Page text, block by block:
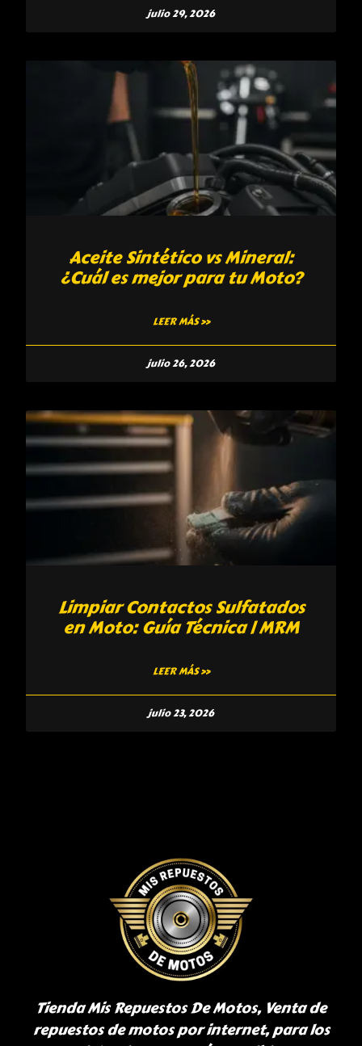
julio 29, 2026
Aceite Sintético vs Mineral:
¿Cuál es mejor para tu Moto?
LEER MÁS »
julio 26, 2026
Limpiar Contactos Sulfatados
en Moto: Guía Técnica | MRM
LEER MÁS »
julio 23, 2026
Tienda Mis Repuestos De Motos, Venta de
repuestos de motos por internet, para los